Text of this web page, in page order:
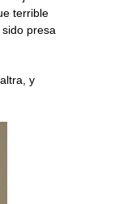
terrible
presa
y